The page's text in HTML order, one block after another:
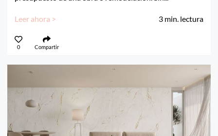
Leer ahora > 3 min. lectura
0 Compartir